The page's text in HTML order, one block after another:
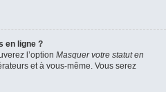
en ligne ?
l’option Masquer votre statut en
et à vous-même. Vous serez